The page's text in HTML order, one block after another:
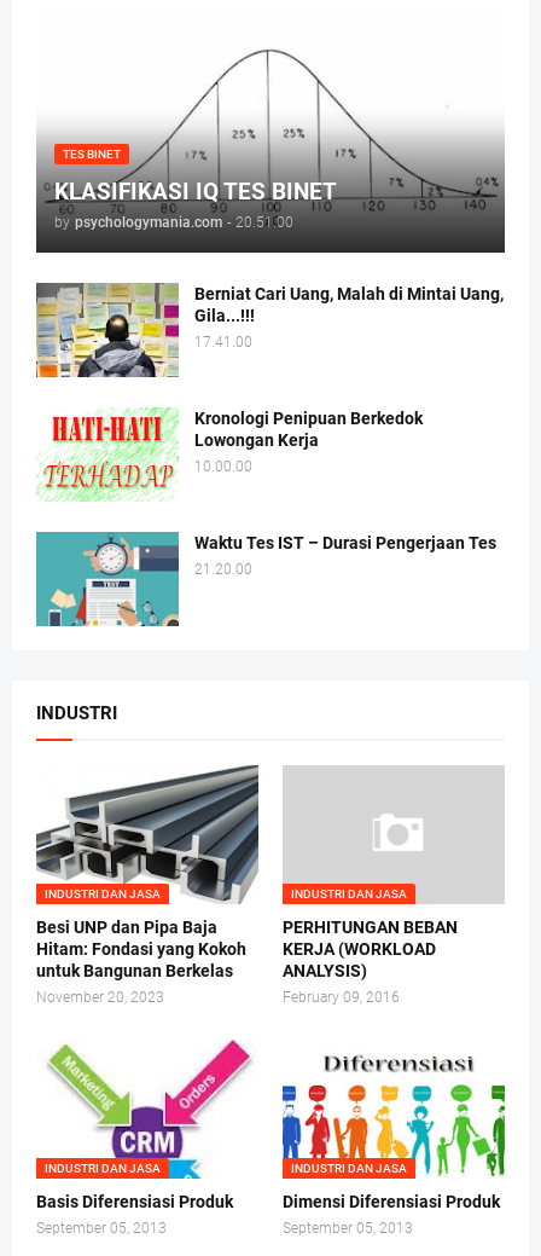
TES BINET
KLASIFIKASI IQ TES BINET
by psychologymania.com - 20.51.00
Berniat Cari Uang, Malah di Mintai Uang,
Gila...!!!
17.41.00
Kronologi Penipuan Berkedok
Lowongan Kerja
10.00.00
Waktu Tes IST – Durasi Pengerjaan Tes
21.20.00
INDUSTRI
INDUSTRI DAN JASA
Besi UNP dan Pipa Baja
Hitam: Fondasi yang Kokoh
untuk Bangunan Berkelas
November 20, 2023
INDUSTRI DAN JASA
PERHITUNGAN BEBAN
KERJA (WORKLOAD
ANALYSIS)
February 09, 2016
INDUSTRI DAN JASA
Basis Diferensiasi Produk
September 05, 2013
INDUSTRI DAN JASA
Dimensi Diferensiasi Produk
September 05, 2013